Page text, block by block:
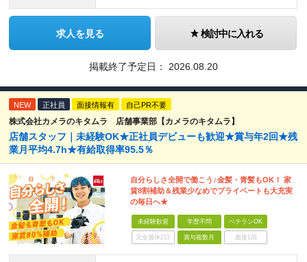
求人を見る 検討中に入れる
掲載終了予定日： 2026.08.20
NEW 正社員 面接情報有 自己PR不要
株式会社カメラのキタムラ 店舗事業部【カメラのキタムラ】
店舗スタッフ｜未経験OK★正社員デビューも歓迎★賞与年2回★残
業月平均4.7h★有給取得率95.5％
自分らしさ全開で働こう♪金髪・青髪もOK！ 家
賃8割補助＆残業少なめでプライベートも大充実
の毎日へ★
未経験歓迎 学歴不問 ベテランOK
完全週休2日 賞与複数月 面接1回